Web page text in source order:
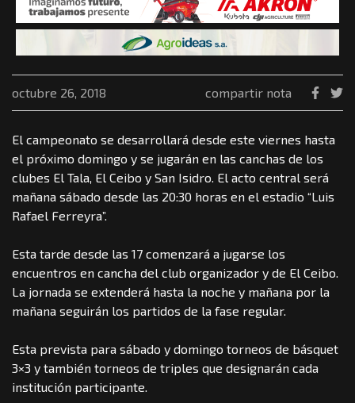
octubre 26, 2018 compartir nota
El campeonato se desarrollará desde este viernes hasta
el próximo domingo y se jugarán en las canchas de los
clubes El Tala, El Ceibo y San Isidro. El acto central será
mañana sábado desde las 20:30 horas en el estadio “Luis
Rafael Ferreyra”.
Esta tarde desde las 17 comenzará a jugarse los
encuentros en cancha del club organizador y de El Ceibo.
La jornada se extenderá hasta la noche y mañana por la
mañana seguirán los partidos de la fase regular.
Esta prevista para sábado y domingo torneos de básquet
3×3 y también torneos de triples que designarán cada
institución participante.